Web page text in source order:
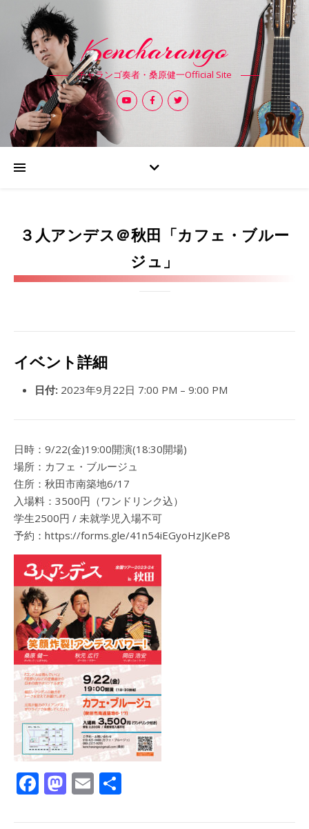
Kencharango
チャランゴ奏者・桑原健一Official Site
３人アンデス＠秋田「カフェ・ブルー
ジュ」
イベント詳細
日付: 2023年9月22日 7:00 PM – 9:00 PM
日時：9/22(金)19:00開演(18:30開場)
場所：カフェ・ブルージュ
住所：秋田市南築地6/17
入場料：3500円（ワンドリンク込）
学生2500円 / 未就学児入場不可
予約：https://forms.gle/41n54iEGyoHzJKeP8
Facebook
Mastodon
Email